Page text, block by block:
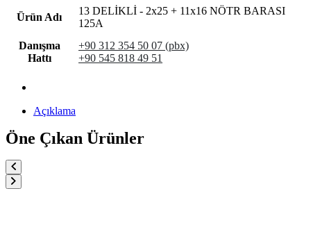
Ürün Adı
13 DELİKLİ - 2x25 + 11x16 NÖTR BARASI
125A
Danışma
Hattı
+90 312 354 50 07 (pbx)
+90 545 818 49 51
Açıklama
Öne Çıkan Ürünler